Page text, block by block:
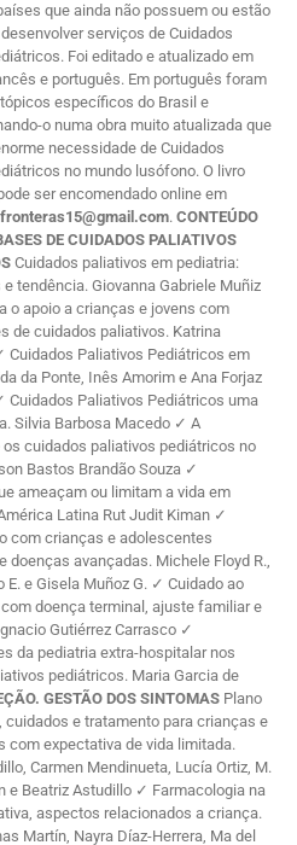
que ainda não possuem ou estão
serviços de Cuidados
Foi editado e atualizado em
e português. Em português foram
específicos do Brasil e
o numa obra muito atualizada que
necessidade de Cuidados
no mundo lusófono. O livro
ser encomendado online em
.CONTEÚDO
DE CUIDADOS PALIATIVOS
Cuidados paliativos em pediatria:
tendência. Giovanna Gabriele Muñiz
o apoio a crianças e jovens com
de cuidados paliativos. Katrina
Cuidados Paliativos Pediátricos em
da Ponte, Inês Amorim e Ana Forjaz
Cuidados Paliativos Pediátricos uma
Silvia Barbosa Macedo ✓ A
os cuidados paliativos pediátricos no
Bastos Brandão Souza ✓
ameaçam ou limitam a vida em
Latina Rut Judit Kiman ✓
com crianças e adolescentes
doenças avançadas. Michele Floyd R.,
E. e Gisela Muñoz G. ✓ Cuidado ao
doença terminal, ajuste familiar e
Gutiérrez Carrasco ✓
da pediatria extra-hospitalar nos
pediátricos. Maria Garcia de
GESTÃO DOS SINTOMAS Plano
cuidados e tratamento para crianças e
com expectativa de vida limitada.
Carmen Mendinueta, Lucía Ortiz, M.
e Beatriz Astudillo ✓ Farmacologia na
aspectos relacionados a criança.
Martín, Nayra Díaz-Herrera, Ma del